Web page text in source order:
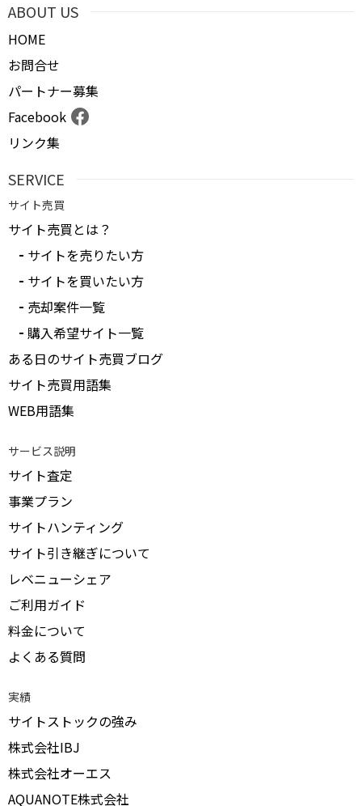
ABOUT US
HOME
お問合せ
パートナー募集
Facebook
リンク集
SERVICE
サイト売買
サイト売買とは？
サイトを売りたい方
サイトを買いたい方
売却案件一覧
購入希望サイト一覧
ある日のサイト売買ブログ
サイト売買用語集
WEB用語集
サービス説明
サイト査定
事業プラン
サイトハンティング
サイト引き継ぎについて
レベニューシェア
ご利用ガイド
料金について
よくある質問
実績
サイトストックの強み
株式会社IBJ
株式会社オーエス
AQUANOTE株式会社